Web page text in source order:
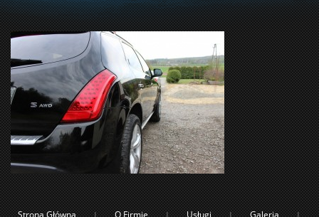
Strona Główna O Firmie Usługi Galeria